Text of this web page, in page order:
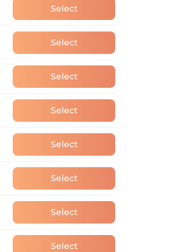
Select
Select
Select
Select
Select
Select
Select
Select